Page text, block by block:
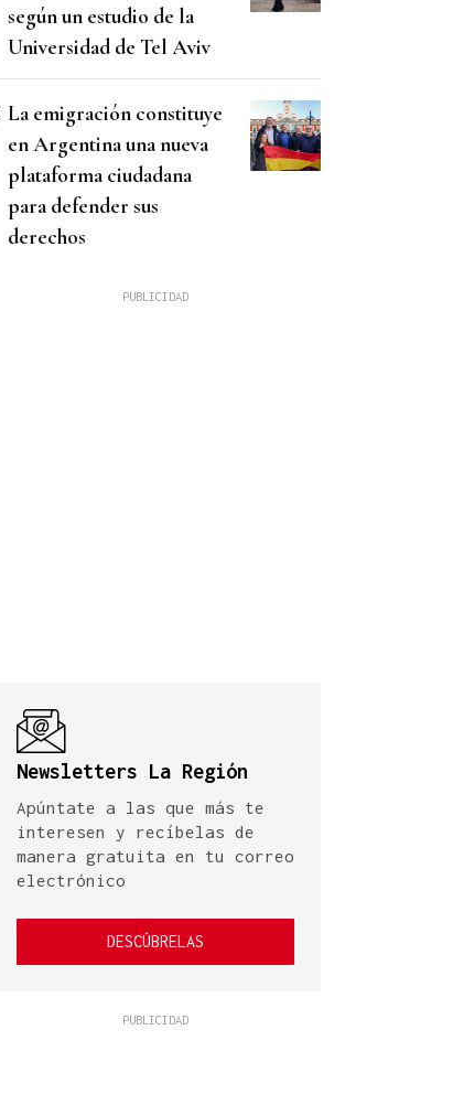
según un estudio de la
Universidad de Tel Aviv
La emigración constituye
en Argentina una nueva
plataforma ciudadana
para defender sus
derechos
Newsletters La Región
Apúntate a las que más te
interesen y recíbelas de
manera gratuita en tu correo
electrónico
DESCÚBRELAS